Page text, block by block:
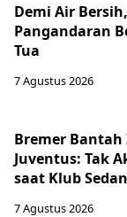
Demi Air
Pangandaran
Tua
7 Agustus 2026
Bremer
Juventus: Tak
saat Klub
7 Agustus 2026